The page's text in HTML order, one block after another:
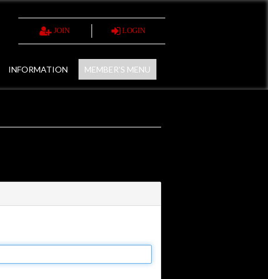
JOIN LOGIN
INFORMATION MEMBER'S MENU